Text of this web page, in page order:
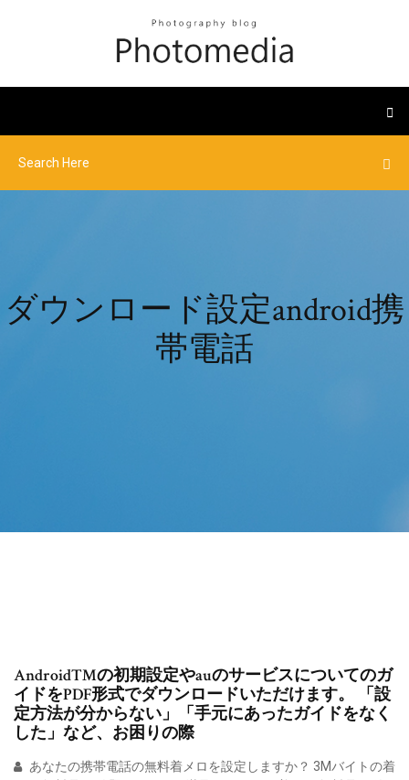
ダウンロード設定android携
帯電話
Android™の初期設定やauのサービスについてのガ
イドをPDF形式でダウンロードいただけます。 「設
定方法が分からない」「手元にあったガイドをなく
した」など、お困りの際
あなたの携帯電話の無料着メロを設定しますか？ 3Mバイトの着